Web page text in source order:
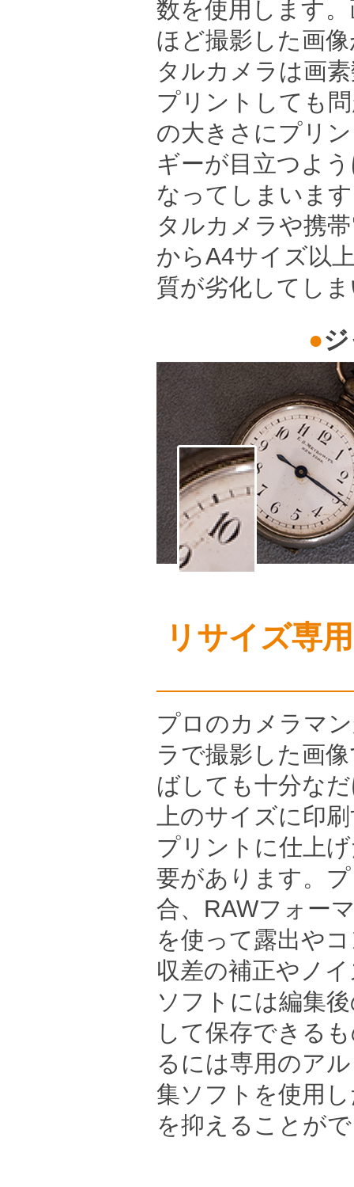
数を使用します
ほど撮影した画
タルカメラは画
プリントしても
の大きさにプリ
ギーが目立つよ
なってしまいま
タルカメラや携
からA4サイズ以
質が劣化してし
●
リサイズ専
プロのカメラマ
ラで撮影した画
ばしても十分な
上のサイズに印
プリントに仕上
要があります。
合、RAWフォー
を使って露出や
収差の補正やノ
ソフトには編集
して保存できる
るには専用のア
集ソフトを使用
を抑えることが